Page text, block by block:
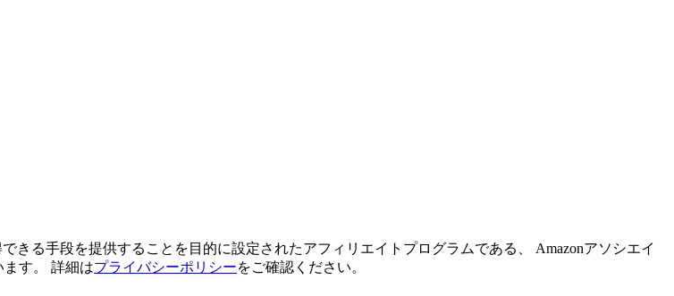
きる手段を提供することを目的に設定されたアフィリエイトプログラムである、 Amazonアソシエイ
ます。 詳細はプライバシーポリシーをご確認ください。